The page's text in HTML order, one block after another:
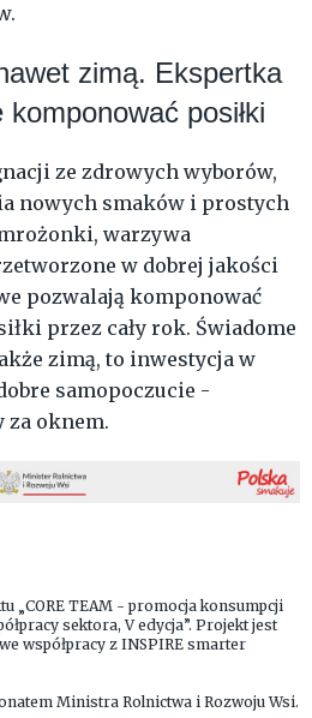
zimą. Ekspertka
posiłki
ze zdrowych wyborów,
nowych smaków i prostych
warzywa
w dobrej jakości
pozwalają komponować
przez cały rok. Świadome
zimą, to inwestycja w
samopoczucie -
za oknem.
„CORE TEAM - promocja konsumpcji
sektora, V edycja”. Projekt jest
współpracy z INSPIRE smarter
Ministra Rolnictwa i Rozwoju Wsi.